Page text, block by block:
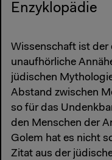
Enzyklopädie
Wissenschaft ist der
unaufhörliche
jüdischen
Abstand zwischen
so für das
den Menschen der
Golem hat es nicht
Zitat aus der